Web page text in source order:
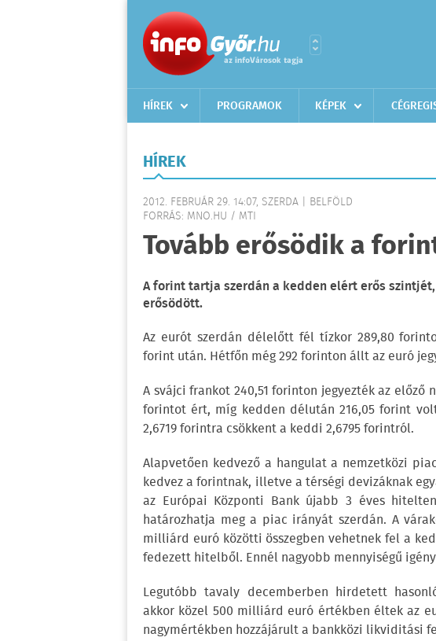
HÍREK PROGRAMOK KÉPEK
HÍREK
2012. FEBRUÁR 29. 14:07, SZERDA | BELFÖLD
FORRÁS: MNO.HU / MTI
Tovább erősödik a
A forint tartja szerdán a kedden elért erős
erősödött.
Az eurót szerdán délelőtt fél tízkor 289,80
forint után. Hétfőn még 292 forinton állt az euró
A svájci frankot 240,51 forinton jegyezték az előző
forintot ért, míg kedden délután 216,05 forint
2,6719 forintra csökkent a keddi 2,6795 forintról.
Alapvetően kedvező a hangulat a nemzetközi
kedvez a forintnak, illetve a térségi devizáknak
az Európai Központi Bank újabb 3 éves
határozhatja meg a piac irányát szerdán. A
milliárd euró közötti összegben vehetnek fel a
fedezett hitelből. Ennél nagyobb mennyiségű
Legutóbb tavaly decemberben hirdetett
akkor közel 500 milliárd euró értékben éltek az
nagymértékben hozzájárult a bankközi likviditási